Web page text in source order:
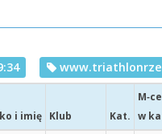
i imię Klub Kat.
M‑ce
w